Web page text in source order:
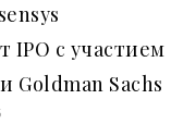
IPO с участием
Goldman Sachs